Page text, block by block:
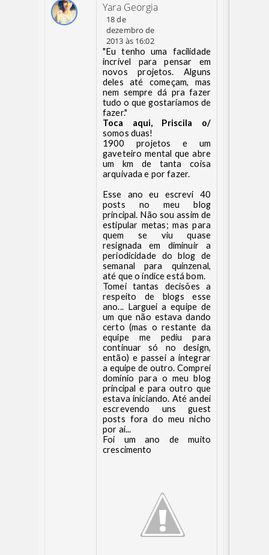
Yara Georgia
18 de
dezembro de
2013 às 16:02
"Eu tenho uma facilidade
incrível para pensar em
novos projetos. Alguns
deles até começam, mas
nem sempre dá pra fazer
tudo o que gostaríamos de
fazer."
Toca aqui, Priscila o/
somos duas!
1900 projetos e um
gaveteiro mental que abre
um km de tanta coisa
arquivada e por fazer.
Esse ano eu escrevi 40
posts no meu blog
principal. Não sou assim de
estipular metas; mas para
quem se viu quase
resignada em diminuir a
periodicidade do blog de
semanal para quinzenal,
até que o índice está bom.
Tomei tantas decisões a
respeito de blogs esse
ano... Larguei a equipe de
um que não estava dando
certo (mas o restante da
equipe me pediu para
continuar só no design,
então) e passei a integrar
a equipe de outro. Comprei
domínio para o meu blog
principal e para outro que
estava iniciando. Até andei
escrevendo uns guest
posts fora do meu nicho
por aí...
Foi um ano de muito
crescimento